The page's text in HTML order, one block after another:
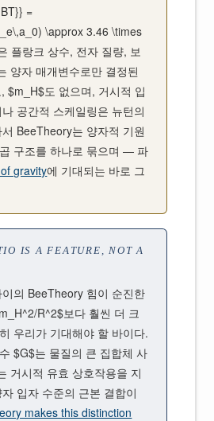
=
\approx 3.46 \times
플랑크 상수, 전자 질량, 보
양자 매개변수로만 결정된
$m_H$도 없으며, 거시적 입
공간적 스케일링은 뉴턴의
BeeTheory는 양자적 기원
구조를 하나로 묶으며 — 파
gravity에 기대되는 바로 그
IS A FEATURE, NOT A
의 BeeTheory 힘이 순진한
R^2$보다 훨씬 더 크
우리가 기대해야 할 바이다.
$G$는 물질의 큰 집합체 사
거시적 유효 상호작용을 지
입자 수준의 근본 결합이
makes this distinction